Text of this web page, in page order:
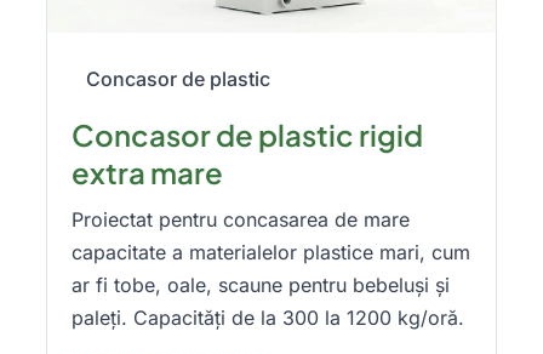
Concasor de plastic
Concasor de plastic rigid
extra mare
Proiectat pentru concasarea de mare
capacitate a materialelor plastice mari, cum
ar fi tobe, oale, scaune pentru bebeluși și
paleți. Capacități de la 300 la 1200 kg/oră.